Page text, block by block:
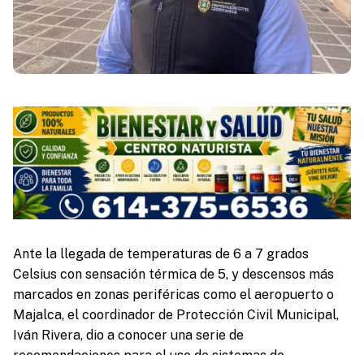
Ante la llegada de temperaturas de 6 a 7 grados
Celsius con sensación térmica de 5, y descensos más
marcados en zonas periféricas como el aeropuerto o
Majalca, el coordinador de Protección Civil Municipal,
Iván Rivera, dio a conocer una serie de